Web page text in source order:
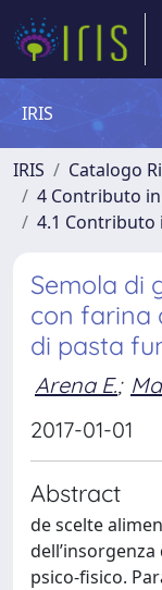
IRIS
IRIS
Catalogo
4 Contributo
4.1 Contributo
Semola di
con farina
di pasta
Arena E.;
2017-01-01
Abstract
de scelte
psico-fisico.